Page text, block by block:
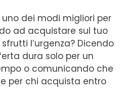
uno dei modi migliori per
ad acquistare sul tuo
l’urgenza? Dicendo
dura solo per un
o comunicando che
per chi acquista entro